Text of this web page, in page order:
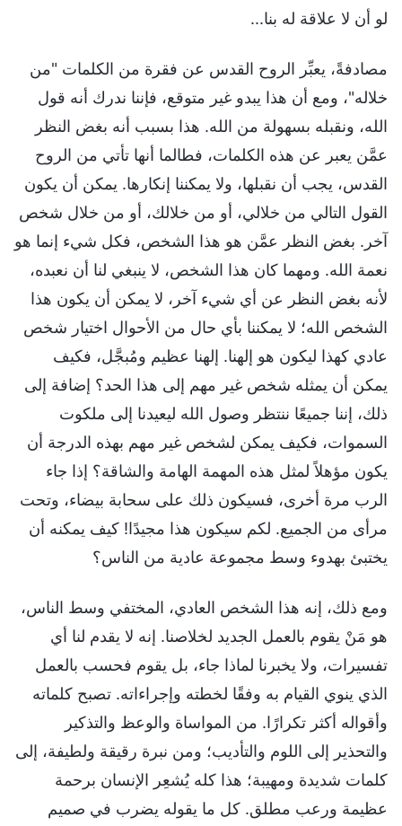
لو أن لا علاقة له بنا...
مصادفةً، يعبِّر الروح القدس عن فقرة من الكلمات "من
خلاله"، ومع أن هذا يبدو غير متوقع، فإننا ندرك أنه قول
الله، ونقبله بسهولة من الله. هذا بسبب أنه بغض النظر
عمَّن يعبر عن هذه الكلمات، فطالما أنها تأتي من الروح
القدس، يجب أن نقبلها، ولا يمكننا إنكارها. يمكن أن يكون
القول التالي من خلالي، أو من خلالك، أو من خلال شخص
آخر. بغض النظر عمَّن هو هذا الشخص، فكل شيء إنما هو
نعمة الله. ومهما كان هذا الشخص، لا ينبغي لنا أن نعبده،
لأنه بغض النظر عن أي شيء آخر، لا يمكن أن يكون هذا
الشخص الله؛ لا يمكننا بأي حال من الأحوال اختيار شخص
عادي كهذا ليكون هو إلهنا. إلهنا عظيم ومُبجَّل، فكيف
يمكن أن يمثله شخص غير مهم إلى هذا الحد؟ إضافة إلى
ذلك، إننا جميعًا ننتظر وصول الله ليعيدنا إلى ملكوت
السموات، فكيف يمكن لشخص غير مهم بهذه الدرجة أن
يكون مؤهلاً لمثل هذه المهمة الهامة والشاقة؟ إذا جاء
الرب مرة أخرى، فسيكون ذلك على سحابة بيضاء، وتحت
مرأى من الجميع. لكم سيكون هذا مجيدًا! كيف يمكنه أن
يختبئ بهدوء وسط مجموعة عادية من الناس؟
ومع ذلك، إنه هذا الشخص العادي، المختفي وسط الناس،
هو مَنْ يقوم بالعمل الجديد لخلاصنا. إنه لا يقدم لنا أي
تفسيرات، ولا يخبرنا لماذا جاء، بل يقوم فحسب بالعمل
الذي ينوي القيام به وفقًا لخطته وإجراءاته. تصبح كلماته
وأقواله أكثر تكرارًا. من المواساة والوعظ والتذكير
والتحذير إلى اللوم والتأديب؛ ومن نبرة رقيقة ولطيفة، إلى
كلمات شديدة ومهيبة؛ هذا كله يُشعِر الإنسان برحمة
عظيمة ورعب مطلق. كل ما يقوله يضرب في صميم